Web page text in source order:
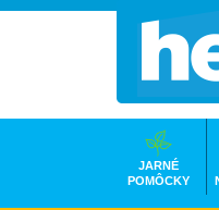
JARNÉ
POMÔCKY